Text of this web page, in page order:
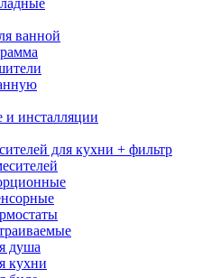
ванной
и инсталляции
для кухни + фильтр
душа
кухни